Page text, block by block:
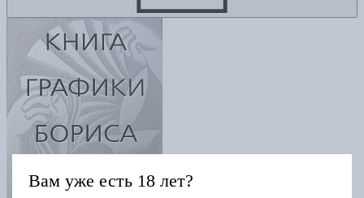
Вам уже есть 18 лет?